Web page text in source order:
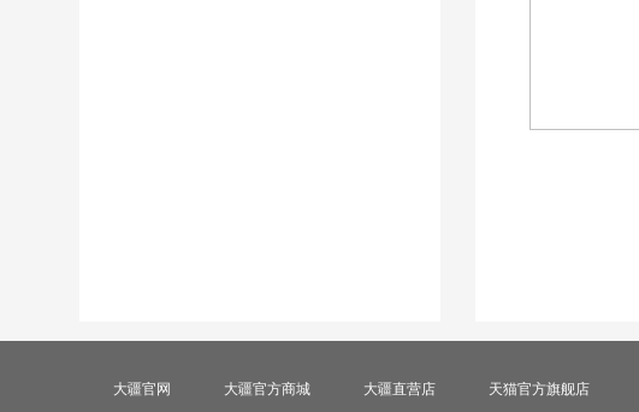
大疆官网 大疆官方商城 大疆直营店 天猫官方旗舰店